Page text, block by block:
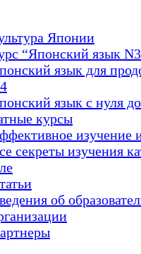
Японии
“Японский язык
язык для
язык с нуля
курсы
изучение
секреты изучения
об